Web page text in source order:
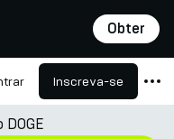
Obter
Inscreva-se